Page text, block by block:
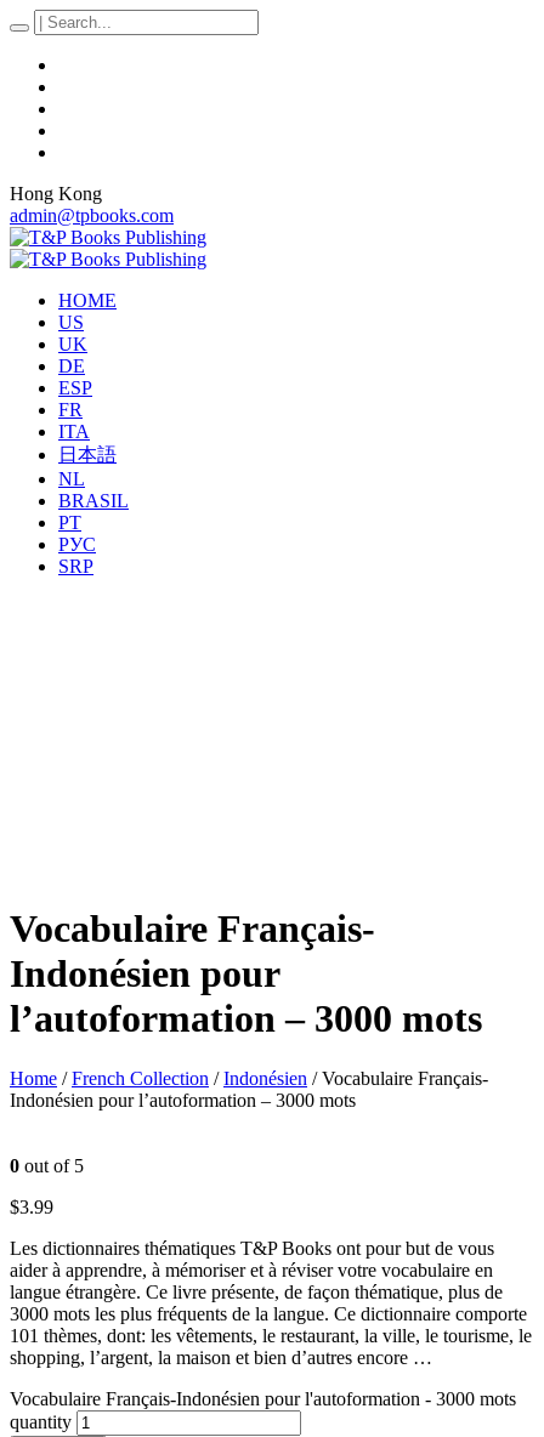
Hong Kong
admin@tpbooks.com
HOME
US
UK
DE
ESP
FR
ITA
日本語
NL
BRASIL
PT
РУС
SRP
Vocabulaire Français-
Indonésien pour
l’autoformation – 3000 mots
Home /French Collection /Indonésien / Vocabulaire Français-
Indonésien pour l’autoformation – 3000 mots
0 out of 5
$3.99
Les dictionnaires thématiques T&P Books ont pour but de vous
aider à apprendre, à mémoriser et à réviser votre vocabulaire en
langue étrangère. Ce livre présente, de façon thématique, plus de
3000 mots les plus fréquents de la langue. Ce dictionnaire comporte
101 thèmes, dont: les vêtements, le restaurant, la ville, le tourisme, le
shopping, l’argent, la maison et bien d’autres encore …
Vocabulaire Français-Indonésien pour l'autoformation - 3000 mots
quantity